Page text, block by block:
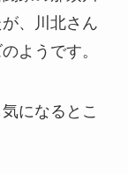
、川北さん
ようです。
になるとこ